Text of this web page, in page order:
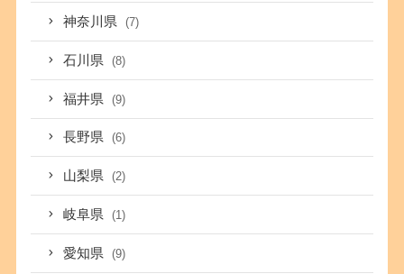
神奈川県 (7)
石川県 (8)
福井県 (9)
長野県 (6)
山梨県 (2)
岐阜県 (1)
愛知県 (9)